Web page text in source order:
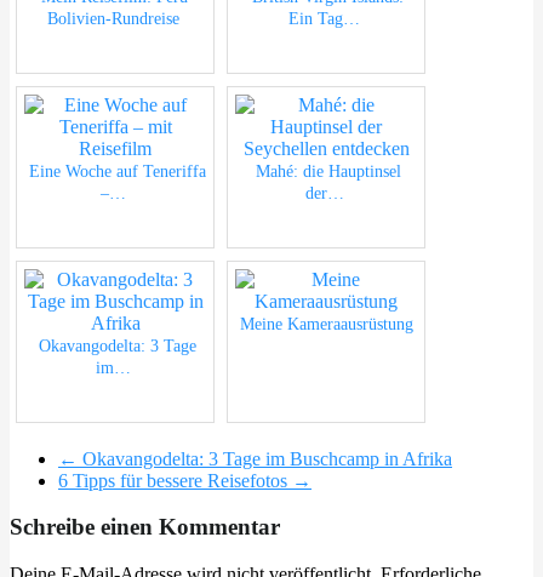
Bolivien-Rundreise
Ein Tag…
Eine Woche auf Teneriffa
–…
Mahé: die Hauptinsel
der…
Okavangodelta: 3 Tage
im…
Meine Kameraausrüstung
← Okavangodelta: 3 Tage im Buschcamp in Afrika
6 Tipps für bessere Reisefotos →
Schreibe einen Kommentar